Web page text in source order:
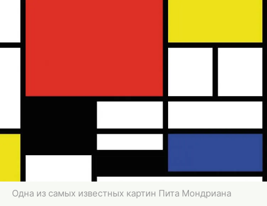
Одна из самых известных картин Пита Мондриана